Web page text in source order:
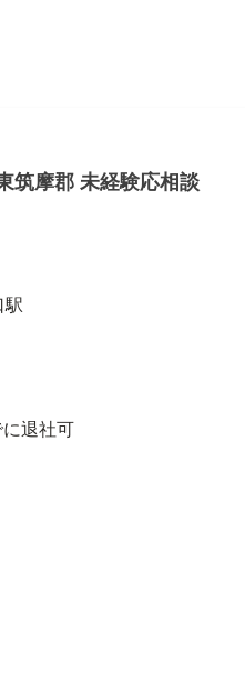
筑摩郡 未経験応相談
駅
退社可